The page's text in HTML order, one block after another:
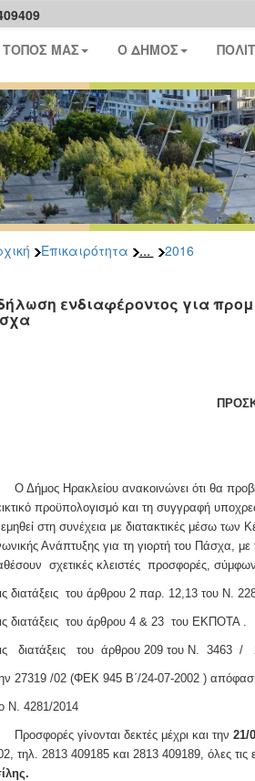
ΜΑΣ Ο ΔΗΜΟΣ
Επικαιρότητα ... 2016
ενδιαφέροντος για
Ηρακλείου ανακοινώνει ότι θα προβεί
προϋπολογισμό και τη συγγραφή
στη συνέχεια με διατακτικές μέσω των
Ανάπτυξης για τη γιορτή του Πάσχα,
σχετικές κλειστές προσφορές,
διατάξεις του άρθρου 2 παρ. 12,13 του Ν.
διατάξεις του άρθρου 4 & 23 του ΕΚΠΟΤΑ .
διατάξεις του άρθρου 209 του Ν. 3463 /
27319 /02 (ΦΕΚ 945 Β΄/24-07-2002 )
Ν. 4281/2014
γίνονται δεκτές μέχρι και την 21/0
τηλ. 2813 409185 και 2813 409189, όλες τις